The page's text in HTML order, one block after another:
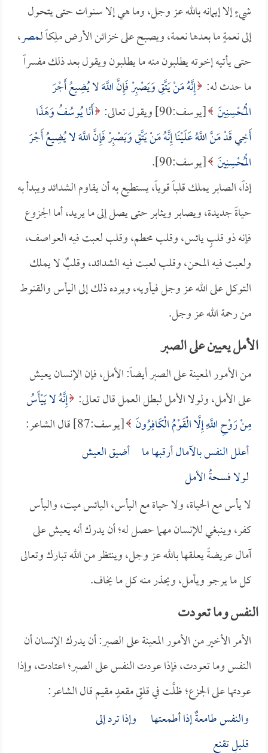
شيءٍ إلا إيمانه بالله عز وجل، وما هي إلا سنوات حتى يتحول
إلى نعمةٍ ما بعدها نعمة، ويصبح على خزائن الأرض ملِكاً لـمصر،
حتى يأتيه إخوته يطلبون منه ما يطلبون ويقول بعد ذلك مفسراً
ما حدث له: إِنَّهُ مَنْ يَتَّقِ وَيَصْبِرْ فَإِنَّ اللَّهَ لا يُضِيعُ أَجْرَ
الْمُحْسِنِينَ [يوسف:90] ويقول تعالى:
أَنَا يُوسُفُ وَهَذَا
أَخِي قَدْ مَنَّ اللَّهُ عَلَيْنَا إِنَّهُ مَنْ يَتَّقِ وَيَصْبِرْ فَإِنَّ اللَّهَ لا يُضِيعُ أَجْرَ
الْمُحْسِنِينَ [يوسف:90].
إذاً، الصابر يملك قلباً قوياً، يستطيع به أن يقاوم الشدائد ويبدأ به
حياةً جديدة، ويصابر ويثابر حتى يصل إلى ما يريد، أما الجزوع
فإنه ذو قلبٍ يائس، وقلب محطم، وقلب لعبت فيه العواصف،
ولعبت فيه المحن، وقلب لعبت فيه الشدائد، وقلبٌ لا يملك
التوكل على الله عز وجل فيأويه، ويرده ذلك إلى اليأس والقنوط
من رحمة الله عز وجل.
الأمل يعيين على الصبر
من الأمور المعينة على الصبر أيضاً: الأمل، فإن الإنسان يعيش
على الأمل، ولولا الأمل لبطل العمل قال تعالى: إِنَّهُ لا يَيْأَسُ
مِنْ رَوْحِ اللَّهِ إِلَّا الْقَوْمُ الْكَافِرُونَ [يوسف:87] قال الشاعر:
أعلل النفس بالآمال أرقبها ما أضيق العيش
لولا فسحةُ الأمل
لا يأس مع الحياة، ولا حياة مع اليأس، اليائس ميت، واليأس
كفر، وينبغي للإنسان مهما حصل له؛ أن يدرك أنه يعيش على
آمال عريضةً يعلقها بالله عز وجل، وينتظر من الله تبارك وتعالى
كل ما يرجو ويأمل، ويحذر منه كل ما يخاف.
النفس وما تعودت
الأمر الأخير من الأمور المعينة على الصبر: أن يدرك الإنسان أن
النفس وما تعودت، فإذا عودت النفس على الصبر؛ اعتادت، وإذا
عودتها على الجزع؛ ظلَّت في قلقٍ مقعدٍ مقيم قال الشاعر:
والنفس طامعةٌ إذا أطمعتها وإذا ترد إلى
قليلٍ تقنع